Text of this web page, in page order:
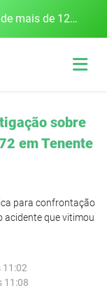
Polícia Rodoviária Federal apreende mais de 120 quilos de maconha na BR-386, em Frederico Westphalen
sobre
em Tenente
para confrontação
acidente que vitimou
11:08